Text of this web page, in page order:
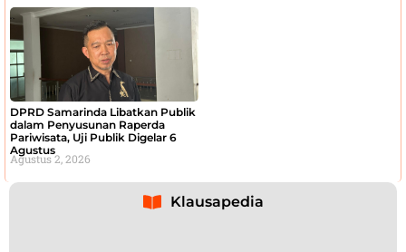
DPRD Samarinda Libatkan Publik
dalam Penyusunan Raperda
Pariwisata, Uji Publik Digelar 6
Agustus
Agustus 2, 2026
Klausapedia